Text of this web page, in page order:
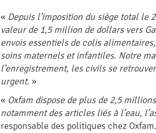
« Depuis l’imposition du siège total le
valeur de 1,5 million de dollars vers
envois essentiels de colis
soins maternels et infantiles. Notre
l’enregistrement, les civils se
urgent. »
« Oxfam dispose de plus de 2,5
notamment des articles liés à l’eau,
responsable des politiques chez